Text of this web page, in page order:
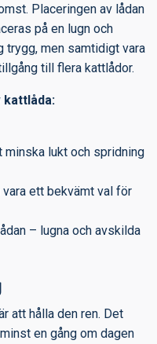
Placeringen av lådan
på en lugn och
trygg, men samtidigt vara
till flera kattlådor.
kattlåda:
minska lukt och spridning
vara ett bekvämt val för
– lugna och avskilda
att hålla den ren. Det
en gång om dagen